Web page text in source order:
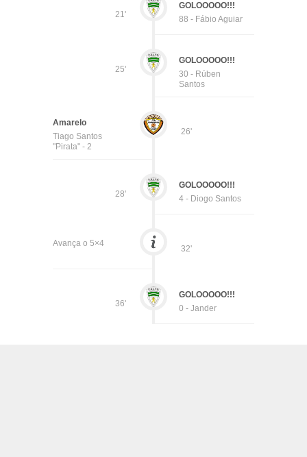
21'
GOLOOOOO!!!
88 - Fábio Aguiar
25'
GOLOOOOO!!!
30 - Rúben
Santos
26'
Amarelo
Tiago Santos
"Pirata" - 2
28'
GOLOOOOO!!!
4 - Diogo Santos
32'
Avança o 5×4
36'
GOLOOOOO!!!
0 - Jander